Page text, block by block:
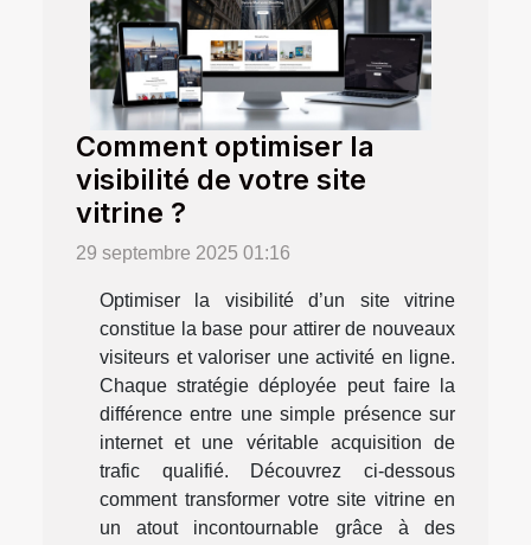
Comment optimiser la
visibilité de votre site
vitrine ?
29 septembre 2025 01:16
Optimiser la visibilité d’un site vitrine
constitue la base pour attirer de nouveaux
visiteurs et valoriser une activité en ligne.
Chaque stratégie déployée peut faire la
différence entre une simple présence sur
internet et une véritable acquisition de
trafic qualifié. Découvrez ci-dessous
comment transformer votre site vitrine en
un atout incontournable grâce à des